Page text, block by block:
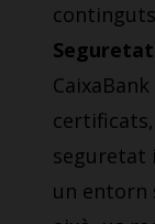
Seguretat
seguretat
un entorn